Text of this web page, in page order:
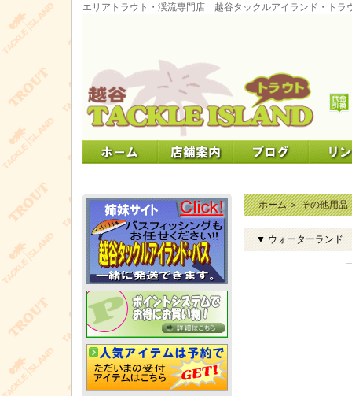
エリアトラウト・渓流専門店 越谷タックルアイランド・トラ
ホーム＞その他用品
▼ ウォーターランド